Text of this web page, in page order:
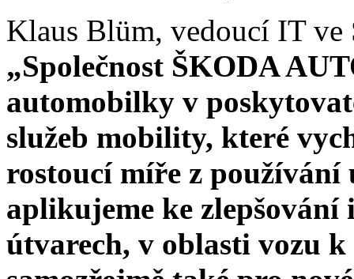
Klaus Blüm, vedoucí IT
„Společnost ŠKODA
automobilky v
služeb mobility, které
rostoucí míře z používání
aplikujeme ke
útvarech, v oblasti vozu